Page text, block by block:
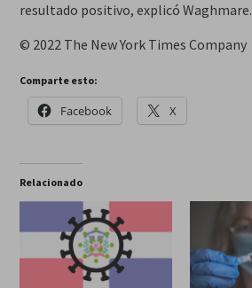
resultado positivo, explicó Waghmare.
© 2022 The New York Times Company
Comparte esto:
Facebook X
Relacionado